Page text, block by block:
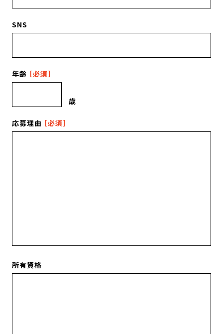
SNS
年齢 ［必須］
歳
応募理由 ［必須］
所有資格